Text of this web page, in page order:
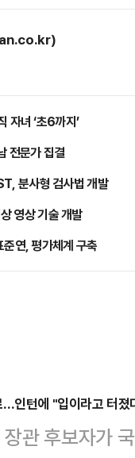
녀 ‘초6까지’
전문가 집결
분사형 검사법 개발
영상 기술 개발
연, 평가체계 구축
인턴에 "입이라고 터졌
관 후보자가